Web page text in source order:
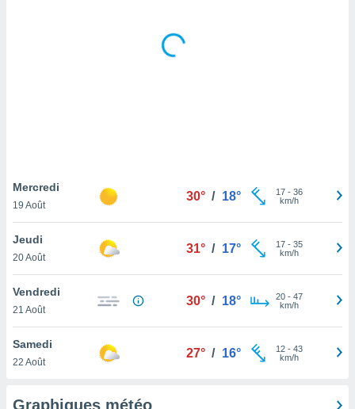
notre
que
et que
Mercredi
19 Août
30° / 18° 17- 36
km/h
Jeudi
20 Août
31° / 17° 17- 35
km/h
Vendredi
21 Août
30° / 18° 20- 47
km/h
Samedi
22 Août
27° / 16° 12- 43
km/h
Graphiques météo